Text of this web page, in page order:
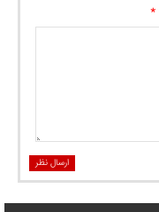
*
ارسال نظر